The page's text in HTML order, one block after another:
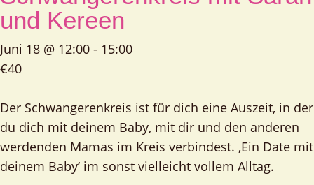
und Kereen
Juni 18 @ 12:00 - 15:00
€40
Der Schwangerenkreis ist für dich eine Auszeit, in der
du dich mit deinem Baby, mit dir und den anderen
werdenden Mamas im Kreis verbindest. ‚Ein Date mit
deinem Baby‘ im sonst vielleicht vollem Alltag.